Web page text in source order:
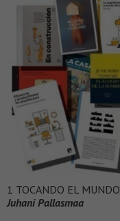
1 TOCANDO EL MUNDO
Juhani Pallasmaa